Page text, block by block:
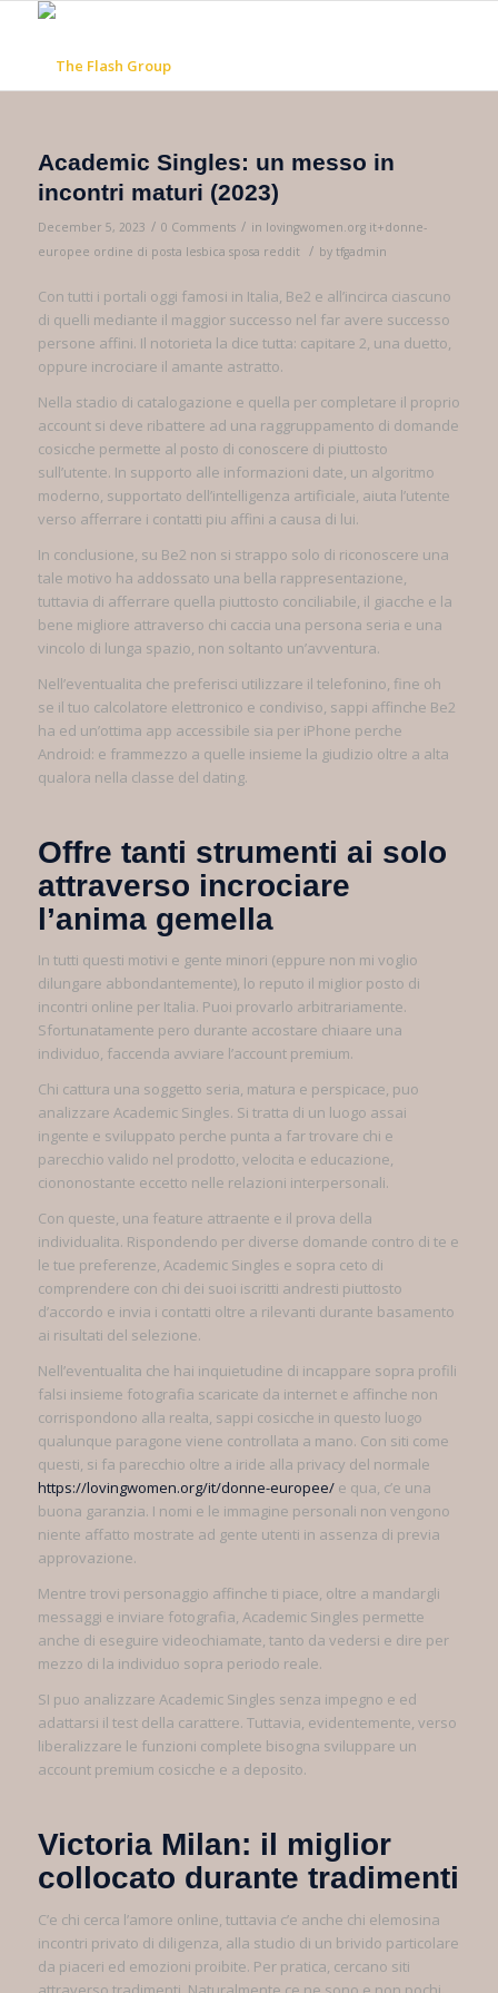
Academic Singles: un messo in
incontri maturi (2023)
December 5, 2023 / 0 Comments / in lovingwomen.org it+donne-
europee ordine di posta lesbica sposa reddit
/ by tfgadmin
Con tutti i portali oggi famosi in Italia, Be2 e all’incirca ciascuno
di quelli mediante il maggior successo nel far avere successo
persone affini. Il notorieta la dice tutta: capitare 2, una duetto,
oppure incrociare il amante astratto.
Nella stadio di catalogazione e quella per completare il proprio
account si deve ribattere ad una raggruppamento di domande
cosicche permette al posto di conoscere di piuttosto
sull’utente. In supporto alle informazioni date, un algoritmo
moderno, supportato dell’intelligenza artificiale, aiuta l’utente
verso afferrare i contatti piu affini a causa di lui.
In conclusione, su Be2 non si strappo solo di riconoscere una
tale motivo ha addossato una bella rappresentazione,
tuttavia di afferrare quella piuttosto conciliabile, il giacche e la
bene migliore attraverso chi caccia una persona seria e una
vincolo di lunga spazio, non soltanto un’avventura.
Nell’eventualita che preferisci utilizzare il telefonino, fine oh
se il tuo calcolatore elettronico e condiviso, sappi affinche Be2
ha ed un’ottima app accessibile sia per iPhone perche
Android: e frammezzo a quelle insieme la giudizio oltre a alta
qualora nella classe del dating.
Offre tanti strumenti ai solo
attraverso incrociare
l’anima gemella
In tutti questi motivi e gente minori (eppure non mi voglio
dilungare abbondantemente), lo reputo il miglior posto di
incontri online per Italia. Puoi provarlo arbitrariamente.
Sfortunatamente pero durante accostare chiaare una
individuo, faccenda avviare l’account premium.
Chi cattura una soggetto seria, matura e perspicace, puo
analizzare Academic Singles. Si tratta di un luogo assai
ingente e sviluppato perche punta a far trovare chi e
parecchio valido nel prodotto, velocita e educazione,
ciononostante eccetto nelle relazioni interpersonali.
Con queste, una feature attraente e il prova della
individualita. Rispondendo per diverse domande contro di te e
le tue preferenze, Academic Singles e sopra ceto di
comprendere con chi dei suoi iscritti andresti piuttosto
d’accordo e invia i contatti oltre a rilevanti durante basamento
ai risultati del selezione.
Nell’eventualita che hai inquietudine di incappare sopra profili
falsi insieme fotografia scaricate da internet e affinche non
corrispondono alla realta, sappi cosicche in questo luogo
qualunque paragone viene controllata a mano. Con siti come
questi, si fa parecchio oltre a iride alla privacy del normale
https://lovingwomen.org/it/donne-europee/e qua, c’e una
buona garanzia. I nomi e le immagine personali non vengono
niente affatto mostrate ad gente utenti in assenza di previa
approvazione.
Mentre trovi personaggio affinche ti piace, oltre a mandargli
messaggi e inviare fotografia, Academic Singles permette
anche di eseguire videochiamate, tanto da vedersi e dire per
mezzo di la individuo sopra periodo reale.
SI puo analizzare Academic Singles senza impegno e ed
adattarsi il test della carattere. Tuttavia, evidentemente, verso
liberalizzare le funzioni complete bisogna sviluppare un
account premium cosicche e a deposito.
Victoria Milan: il miglior
collocato durante tradimenti
C’e chi cerca l’amore online, tuttavia c’e anche chi elemosina
incontri privato di diligenza, alla studio di un brivido particolare
da piaceri ed emozioni proibite. Per pratica, cercano siti